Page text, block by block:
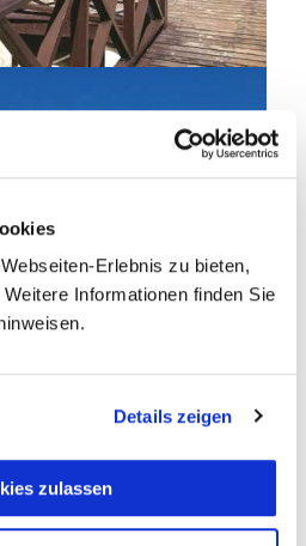
Erlebnis zu bieten,
Informationen finden Sie
Details zeigen
zulassen